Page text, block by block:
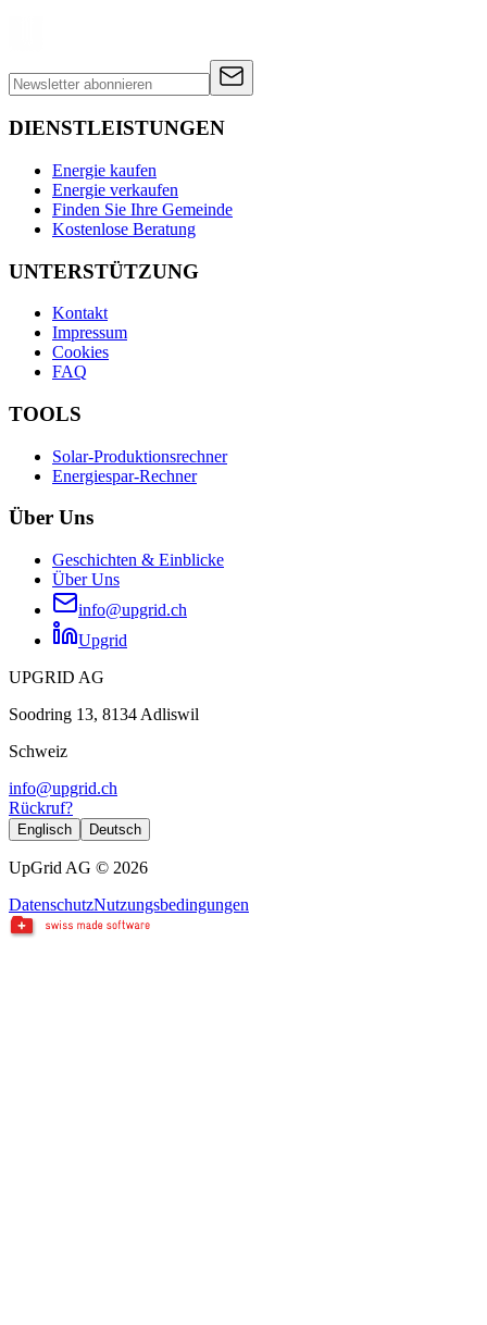
DIENSTLEISTUNGEN
Energie kaufen
Energie verkaufen
Finden Sie Ihre Gemeinde
Kostenlose Beratung
UNTERSTÜTZUNG
Kontakt
Impressum
Cookies
FAQ
TOOLS
Solar-Produktionsrechner
Energiespar-Rechner
Über Uns
Geschichten & Einblicke
Über Uns
info@upgrid.ch
Upgrid
UPGRID AG
Soodring 13, 8134 Adliswil
Schweiz
info@upgrid.ch
Rückruf?
Englisch Deutsch
UpGrid AG © 2026
DatenschutzNutzungsbedingungen